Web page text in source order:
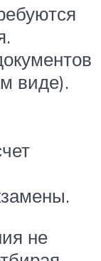
виде).
не